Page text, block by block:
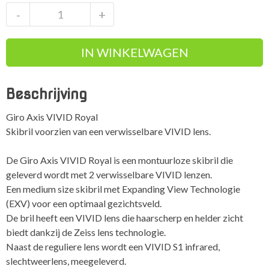
Axis
VIVID
S2
verwisselbare
lens
aantal
+
-
IN WINKELWAGEN
Beschrijving
Giro Axis VIVID Royal
Skibril voorzien van een verwisselbare VIVID lens.
De Giro Axis VIVID Royal is een montuurloze skibril die
geleverd wordt met 2 verwisselbare VIVID lenzen.
Een medium size skibril met Expanding View Technologie
(EXV) voor een optimaal gezichtsveld.
De bril heeft een VIVID lens die haarscherp en helder zicht
biedt dankzij de Zeiss lens technologie.
Naast de reguliere lens wordt een VIVID S1 infrared,
slechtweerlens, meegeleverd.